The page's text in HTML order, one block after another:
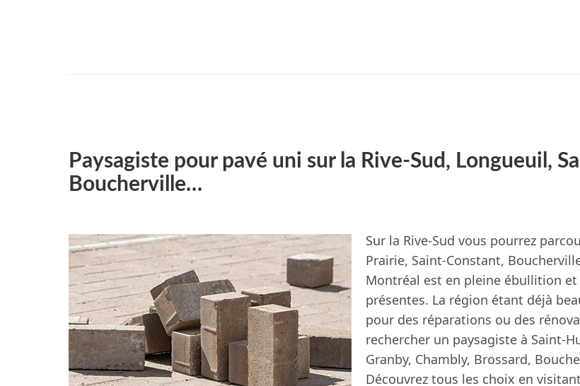
Paysagiste pour pavé uni sur la Rive-Sud, Longueuil,
Boucherville…
Sur la Rive-Sud vous pourrez
Prairie, Saint-Constant,
Montréal est en pleine ébullition
présentes. La région étant déjà
pour des réparations ou des
rechercher un paysagiste à Saint-
Granby, Chambly, Brossard,
Découvrez tous les choix en